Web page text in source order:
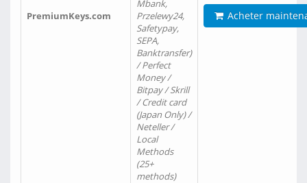
PremiumKeys.com
Mbank,
Przelewy24,
Safetypay,
SEPA,
Banktransfer)
/ Perfect
Money /
Bitpay / Skrill
/ Credit card
(Japan Only) /
Neteller /
Local
Methods
(25+
methods)
Acheter